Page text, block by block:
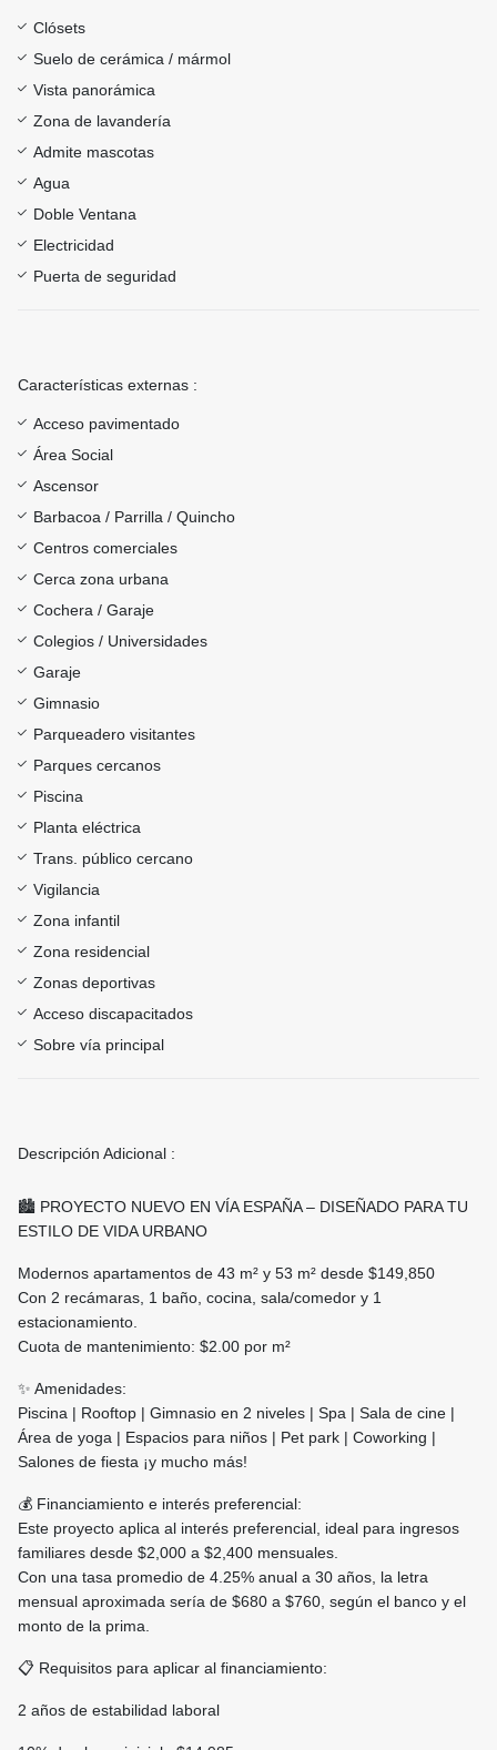
Clósets
Suelo de cerámica / mármol
Vista panorámica
Zona de lavandería
Admite mascotas
Agua
Doble Ventana
Electricidad
Puerta de seguridad
Características externas :
Acceso pavimentado
Área Social
Ascensor
Barbacoa / Parrilla / Quincho
Centros comerciales
Cerca zona urbana
Cochera / Garaje
Colegios / Universidades
Garaje
Gimnasio
Parqueadero visitantes
Parques cercanos
Piscina
Planta eléctrica
Trans. público cercano
Vigilancia
Zona infantil
Zona residencial
Zonas deportivas
Acceso discapacitados
Sobre vía principal
Descripción Adicional :
🏙️ PROYECTO NUEVO EN VÍA ESPAÑA – DISEÑADO PARA TU
ESTILO DE VIDA URBANO
Modernos apartamentos de 43 m² y 53 m² desde $149,850
Con 2 recámaras, 1 baño, cocina, sala/comedor y 1
estacionamiento.
Cuota de mantenimiento: $2.00 por m²
✨ Amenidades:
Piscina | Rooftop | Gimnasio en 2 niveles | Spa | Sala de cine |
Área de yoga | Espacios para niños | Pet park | Coworking |
Salones de fiesta ¡y mucho más!
💰 Financiamiento e interés preferencial:
Este proyecto aplica al interés preferencial, ideal para ingresos
familiares desde $2,000 a $2,400 mensuales.
Con una tasa promedio de 4.25% anual a 30 años, la letra
mensual aproximada sería de $680 a $760, según el banco y el
monto de la prima.
📋 Requisitos para aplicar al financiamiento:
2 años de estabilidad laboral